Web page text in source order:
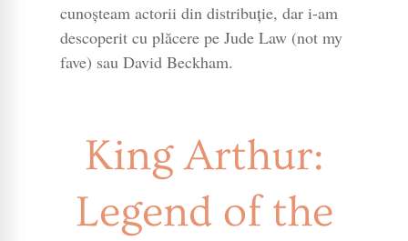
cunoșteam actorii din distribuție, dar i-am
descoperit cu plăcere pe Jude Law (not my
fave) sau David Beckham.
King Arthur:
Legend of the